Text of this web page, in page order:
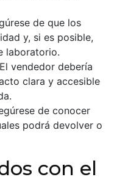
de que los
y, si es posible,
laboratorio.
El vendedor debería
clara y accesible
de conocer
podrá devolver o
con el